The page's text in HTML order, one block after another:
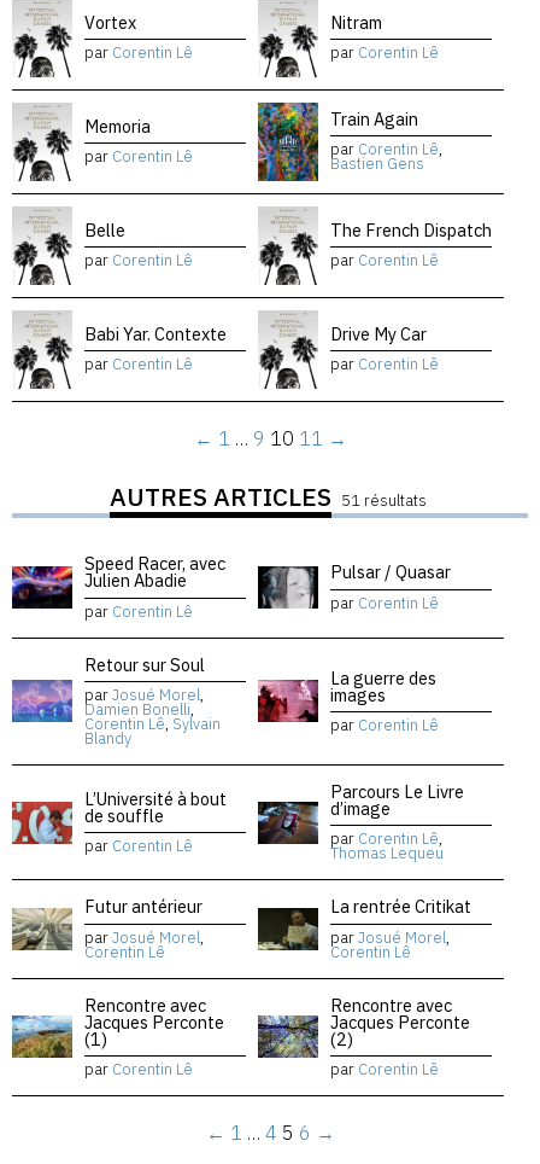
Vortex
par Corentin Lê
Nitram
par Corentin Lê
Memoria
par Corentin Lê
Train Again
par Corentin Lê,
Bastien Gens
Belle
par Corentin Lê
The French Dispatch
par Corentin Lê
Babi Yar. Contexte
par Corentin Lê
Drive My Car
par Corentin Lê
← 1 … 9 10 11 →
AUTRES ARTICLES 51 résultats
Speed Racer, avec
Julien Abadie
par Corentin Lê
Pulsar / Quasar
par Corentin Lê
Retour sur Soul
parJosué Morel,
Damien Bonelli,
Corentin Lê, Sylvain
Blandy
La guerre des
images
par Corentin Lê
L’Université à bout
de souffle
par Corentin Lê
Parcours Le Livre
d’image
par Corentin Lê,
Thomas Lequeu
Futur antérieur
parJosué Morel,
Corentin Lê
La rentrée Critikat
parJosué Morel,
Corentin Lê
Rencontre avec
Jacques Perconte
(1)
par Corentin Lê
Rencontre avec
Jacques Perconte
(2)
par Corentin Lê
← 1 … 4 5 6 →